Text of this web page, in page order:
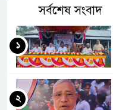
সর্বশেষ সংবাদ
১
২